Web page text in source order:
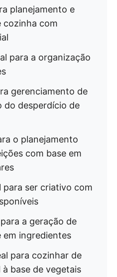
planejamento e
cozinha com
para a organização
gerenciamento de
do desperdício de
o planejamento
com base em
para ser criativo com
a geração de
em ingredientes
para cozinhar de
base de vegetais